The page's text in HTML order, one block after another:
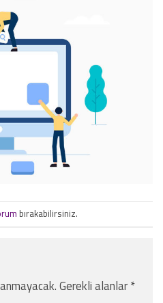
bırakabilirsiniz.
Gerekli alanlar*